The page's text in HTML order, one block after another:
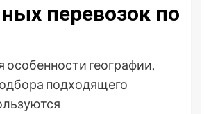
перевозок по
особенности географии,
подходящего